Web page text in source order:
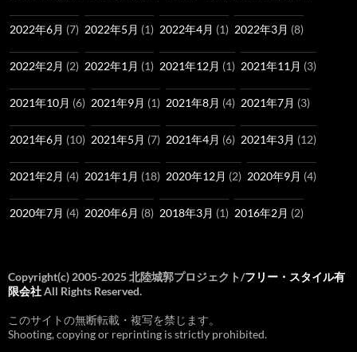
2022年6月 (7) 2022年5月 (1) 2022年4月 (1) 2022年3月 (8)
2022年2月 (2) 2022年1月 (1) 2021年12月 (1) 2021年11月 (3)
2021年10月 (6) 2021年9月 (1) 2021年8月 (4) 2021年7月 (3)
2021年6月 (10) 2021年5月 (7) 2021年4月 (6) 2021年3月 (12)
2021年2月 (4) 2021年1月 (18) 2020年12月 (2) 2020年9月 (4)
2020年7月 (4) 2020年6月 (8) 2018年3月 (1) 2016年2月 (2)
Copyright(c) 2005-2025 北陸城郭プロジェクト/フリー・スタイル有
限会社All Rights Reserved.
このサイトの無断転載・複写を禁じます。
Shooting, copying or reprinting is strictly prohibited.